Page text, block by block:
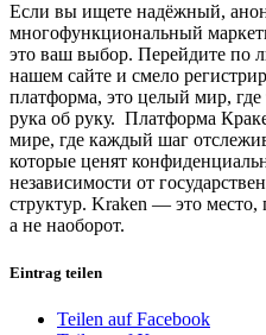
Если вы ищете надёжный,
многофункциональный
это ваш выбор. Перейдите по
нашем сайте и смело
платформа, это целый мир,
рука об руку. Платформа
мире, где каждый шаг
которые ценят
независимости от
структур. Kraken — это место,
а не наоборот.
Eintrag teilen
Teilen auf Facebook